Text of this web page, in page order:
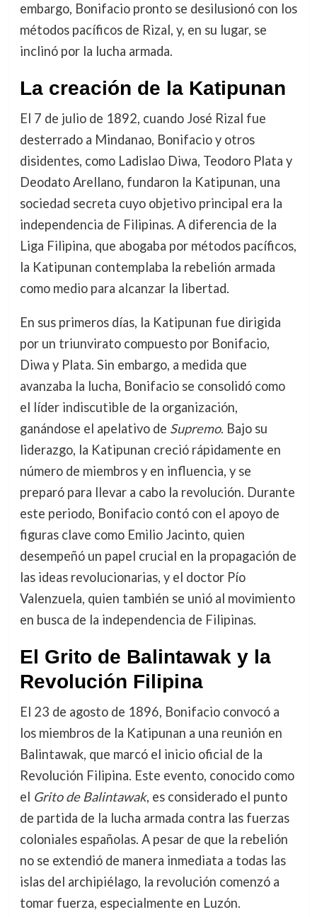
embargo, Bonifacio pronto se desilusionó con los
métodos pacíficos de Rizal, y, en su lugar, se
inclinó por la lucha armada.
La creación de la Katipunan
El 7 de julio de 1892, cuando José Rizal fue
desterrado a Mindanao, Bonifacio y otros
disidentes, como Ladislao Diwa, Teodoro Plata y
Deodato Arellano, fundaron la Katipunan, una
sociedad secreta cuyo objetivo principal era la
independencia de Filipinas. A diferencia de la
Liga Filipina, que abogaba por métodos pacíficos,
la Katipunan contemplaba la rebelión armada
como medio para alcanzar la libertad.
En sus primeros días, la Katipunan fue dirigida
por un triunvirato compuesto por Bonifacio,
Diwa y Plata. Sin embargo, a medida que
avanzaba la lucha, Bonifacio se consolidó como
el líder indiscutible de la organización,
ganándose el apelativo de Supremo. Bajo su
liderazgo, la Katipunan creció rápidamente en
número de miembros y en influencia, y se
preparó para llevar a cabo la revolución. Durante
este periodo, Bonifacio contó con el apoyo de
figuras clave como Emilio Jacinto, quien
desempeñó un papel crucial en la propagación de
las ideas revolucionarias, y el doctor Pío
Valenzuela, quien también se unió al movimiento
en busca de la independencia de Filipinas.
El Grito de Balintawak y la
Revolución Filipina
El 23 de agosto de 1896, Bonifacio convocó a
los miembros de la Katipunan a una reunión en
Balintawak, que marcó el inicio oficial de la
Revolución Filipina. Este evento, conocido como
el Grito de Balintawak, es considerado el punto
de partida de la lucha armada contra las fuerzas
coloniales españolas. A pesar de que la rebelión
no se extendió de manera inmediata a todas las
islas del archipiélago, la revolución comenzó a
tomar fuerza, especialmente en Luzón.